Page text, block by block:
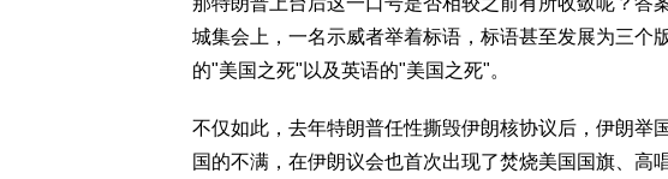
城集会上，一名示威者举着标语，标语甚至发展为三个
的"美国之死"以及英语的"美国之死"。
不仅如此，去年特朗普任性撕毁伊朗核协议后，伊朗举
国的不满，在伊朗议会也首次出现了焚烧美国国旗、高